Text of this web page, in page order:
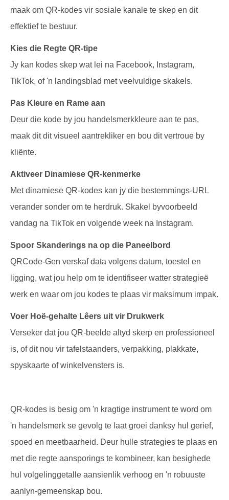
maak om QR-kodes vir sosiale kanale te skep en dit
effektief te bestuur.
Kies die Regte QR-tipe
Jy kan kodes skep wat lei na Facebook, Instagram,
TikTok, of 'n landingsblad met veelvuldige skakels.
Pas Kleure en Rame aan
Deur die kode by jou handelsmerkkleure aan te pas,
maak dit dit visueel aantrekliker en bou dit vertroue by
kliënte.
Aktiveer Dinamiese QR-kenmerke
Met dinamiese QR-kodes kan jy die bestemmings-URL
verander sonder om te herdruk. Skakel byvoorbeeld
vandag na TikTok en volgende week na Instagram.
Spoor Skanderings na op die Paneelbord
QRCode-Gen verskaf data volgens datum, toestel en
ligging, wat jou help om te identifiseer watter strategieë
werk en waar om jou kodes te plaas vir maksimum impak.
Voer Hoë-gehalte Lêers uit vir Drukwerk
Verseker dat jou QR-beelde altyd skerp en professioneel
is, of dit nou vir tafelstaanders, verpakking, plakkate,
spyskaarte of winkelvensters is.
QR-kodes is besig om 'n kragtige instrument te word om
'n handelsmerk se gevolg te laat groei danksy hul gerief,
spoed en meetbaarheid. Deur hulle strategies te plaas en
met die regte aansporings te kombineer, kan besighede
hul volgelinggetalle aansienlik verhoog en 'n robuuste
aanlyn-gemeenskap bou.